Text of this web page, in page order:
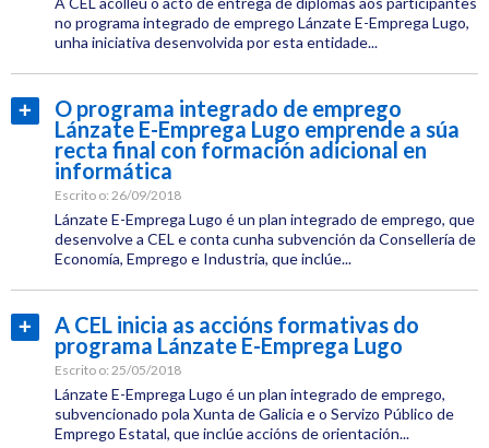
no programa integrado de emprego Lánzate E-Emprega Lugo,
unha iniciativa desenvolvida por esta entidade...
Emprego
Etiquetas:
CEL
Formación
Emprego
O programa integrado de emprego
Lánzate E-Emprega Lugo emprende a súa
recta final con formación adicional en
informática
Escrito o: 26/09/2018
Lánzate E-Emprega Lugo é un plan integrado de emprego, que
desenvolve a CEL e conta cunha subvención da Consellería de
Economía, Emprego e Industria, que inclúe...
máis...
Emprego
Etiquetas:
CEL
Formación
A CEL inicia as accións formativas do
programa Lánzate E-Emprega Lugo
Escrito o: 25/05/2018
Lánzate E-Emprega Lugo é un plan integrado de emprego,
subvencionado pola Xunta de Galicia e o Servizo Público de
Emprego Estatal, que inclúe accións de orientación...
máis...